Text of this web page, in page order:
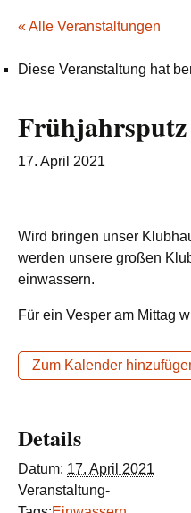
« Alle Veranstaltungen
Diese Veranstaltung hat
17. April 2021
Wird bringen unser
werden unsere großen
einwassern.
Für ein Vesper am Mittag
Zum Kalender
Details
Datum: 17. April 2021
Veranstaltung-